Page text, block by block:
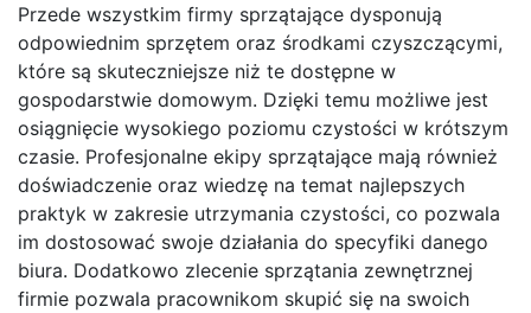
Przede wszystkim firmy sprzątające dysponują
odpowiednim sprzętem oraz środkami czyszczącymi,
które są skuteczniejsze niż te dostępne w
gospodarstwie domowym. Dzięki temu możliwe jest
osiągnięcie wysokiego poziomu czystości w krótszym
czasie. Profesjonalne ekipy sprzątające mają również
doświadczenie oraz wiedzę na temat najlepszych
praktyk w zakresie utrzymania czystości, co pozwala
im dostosować swoje działania do specyfiki danego
biura. Dodatkowo zlecenie sprzątania zewnętrznej
firmie pozwala pracownikom skupić się na swoich